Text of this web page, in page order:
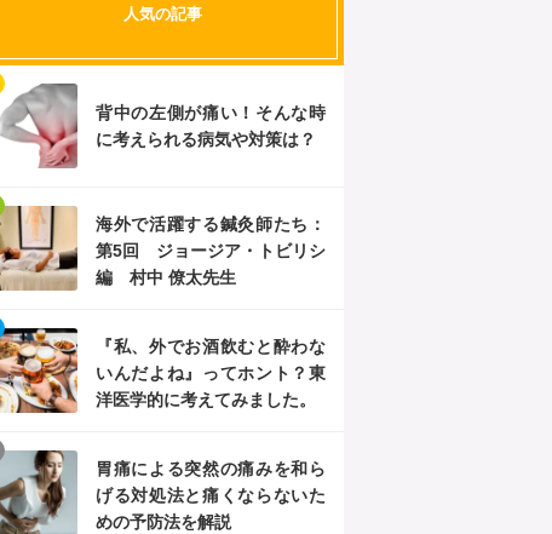
人気の記事
背中の左側が痛い！そんな時
に考えられる病気や対策は？
海外で活躍する鍼灸師たち：
第5回 ジョージア・トビリシ
編 村中 僚太先生
『私、外でお酒飲むと酔わな
いんだよね』ってホント？東
洋医学的に考えてみました。
胃痛による突然の痛みを和ら
げる対処法と痛くならないた
めの予防法を解説